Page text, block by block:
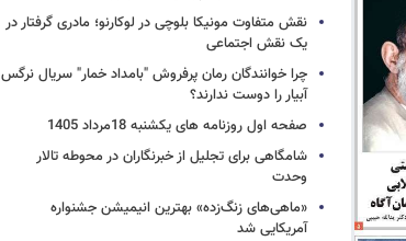
نقش متفاوت مونیکا بلوچی در لوکارنو؛ مادری گرفتار در
یک نقش اجتماعی
چرا خوانندگان رمان پرفروش "بامداد خمار" سریال نرگس
آبیار را دوست ندارند؟
صفحه اول روزنامه های یکشنبه 18مرداد 1405
شامگاهی برای تجلیل از خبرنگاران در محوطه تالار
وحدت
«ماهی‌های زنگ‌زده» بهترین انیمیشن جشنواره
آمریکایی شد